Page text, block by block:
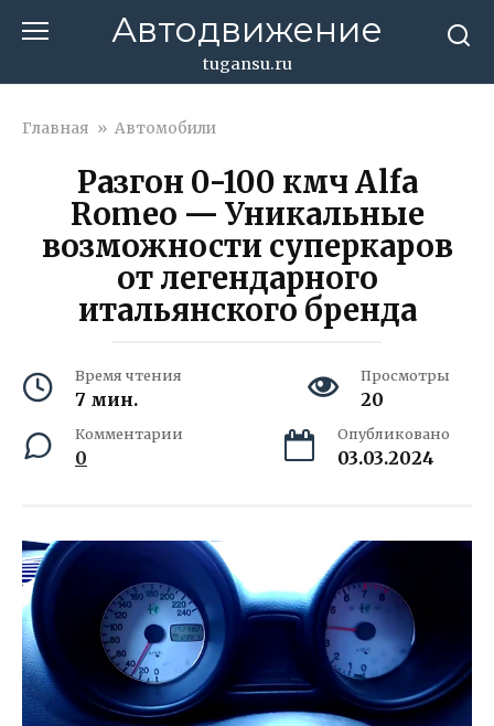
Автодвижение
tugansu.ru
Главная » Автомобили
Разгон 0-100 кмч Alfa
Romeo — Уникальные
возможности суперкаров
от легендарного
итальянского бренда
Время чтения
7 мин.
Просмотры
20
Комментарии
0
Опубликовано
03.03.2024